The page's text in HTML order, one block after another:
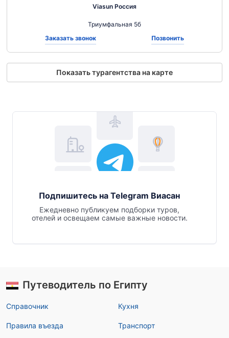
Viasun Россия
Триумфальная 5б
Заказать звонок
Позвонить
Показать турагентства на карте
Подпишитесь на Telegram Виасан
Ежедневно публикуем подборки туров,
отелей и освещаем самые важные новости.
Путеводитель по Египту
Справочник
Правила въезда
Кухня
Транспорт